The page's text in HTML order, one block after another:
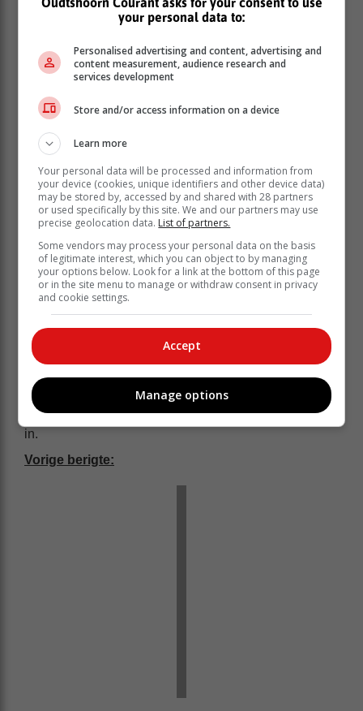
Regsverteenwoordigers vir die beskuldigdes sluit
onder meer Levendal, Brian Carelse en Lineen Swarts
in.
Vorige berigte:
your personal data to:
Personalised advertising and content, advertising and
content measurement, audience research and
services development
Store and/or access information on a device
Learn more
Your personal data will be processed and information from
your device (cookies, unique identifiers and other device data)
may be stored by, accessed by and shared with 28 partners
or used specifically by this site. We and our partners may use
precise geolocation data. List of partners.
Some vendors may process your personal data on the basis
of legitimate interest, which you can object to by managing
your options below. Look for a link at the bottom of this page
or in the site menu to manage or withdraw consent in privacy
and cookie settings.
Accept
Manage options